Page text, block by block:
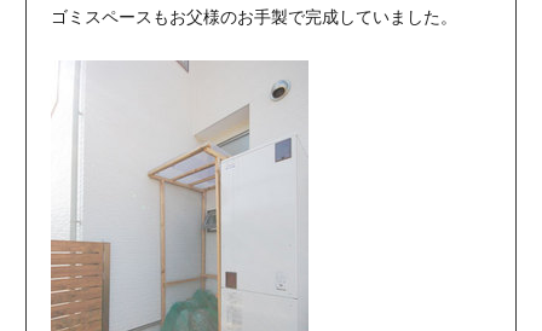
ゴミスペースもお父様のお手製で完成していました。